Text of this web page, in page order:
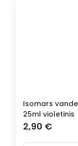
Isomars
25ml violetinis
2,90 €